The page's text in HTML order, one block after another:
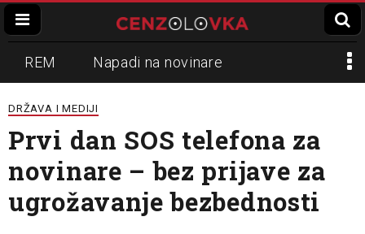
REM Napadi na novinare
Zvučni top
Propaganda Lokalni mediji
Informer Slavko Ćuruvija
DRŽAVA I MEDIJI
Prvi dan SOS telefona za
novinare – bez prijave za
ugrožavanje bezbednosti